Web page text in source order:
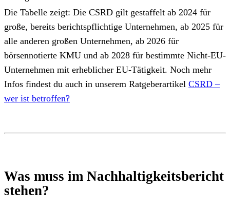
Die Tabelle zeigt: Die CSRD gilt gestaffelt ab 2024 für
große, bereits berichtspflichtige Unternehmen, ab 2025 für
alle anderen großen Unternehmen, ab 2026 für
börsennotierte KMU und ab 2028 für bestimmte Nicht-EU-
Unternehmen mit erheblicher EU-Tätigkeit. Noch mehr
Infos findest du auch in unserem Ratgeberartikel CSRD –
wer ist betroffen?
Was muss im Nachhaltigkeitsbericht
stehen?